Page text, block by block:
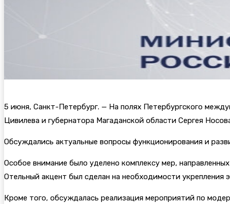
5 июня, Санкт-Петербург. — На полях Петербургского
Цивилева и губернатора Магаданской области Сергея
Обсуждались актуальные вопросы функционирования и
Особое внимание было уделено комплексу мер,
Отельный акцент был сделан на необходимости укрепления
Кроме того, обсуждалась реализация мероприятий по